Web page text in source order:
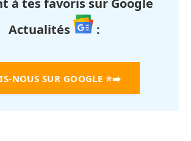
Actualités
:
NOUS SUR GOOGLE ⭐➡️